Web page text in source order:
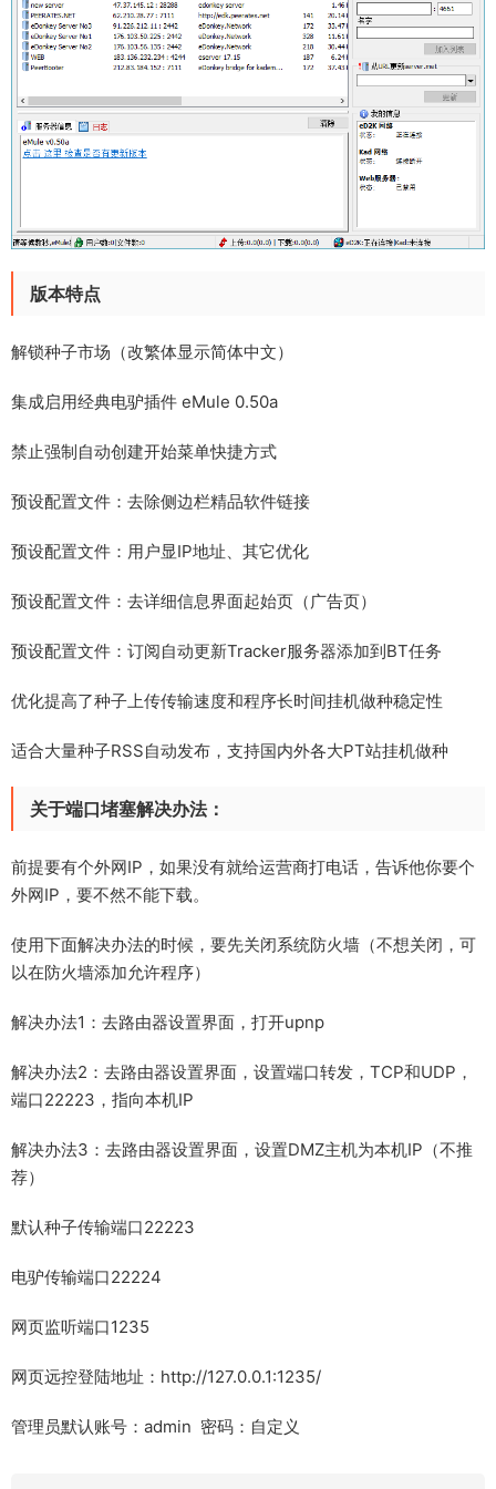
版本特点
解锁种子市场（改繁体显示简体中文）
集成启用经典电驴插件 eMule 0.50a
禁止强制自动创建开始菜单快捷方式
预设配置文件：去除侧边栏精品软件链接
预设配置文件：用户显IP地址、其它优化
预设配置文件：去详细信息界面起始页（广告页）
预设配置文件：订阅自动更新Tracker服务器添加到BT任务
优化提高了种子上传传输速度和程序长时间挂机做种稳定性
适合大量种子RSS自动发布，支持国内外各大PT站挂机做种
关于端口堵塞解决办法：
前提要有个外网IP，如果没有就给运营商打电话，告诉他你要个
外网IP，要不然不能下载。
使用下面解决办法的时候，要先关闭系统防火墙（不想关闭，可
以在防火墙添加允许程序）
解决办法1：去路由器设置界面，打开upnp
解决办法2：去路由器设置界面，设置端口转发，TCP和UDP，
端口22223，指向本机IP
解决办法3：去路由器设置界面，设置DMZ主机为本机IP（不推
荐）
默认种子传输端口22223
电驴传输端口22224
网页监听端口1235
网页远控登陆地址：http://127.0.0.1:1235/
管理员默认账号：admin 密码：自定义